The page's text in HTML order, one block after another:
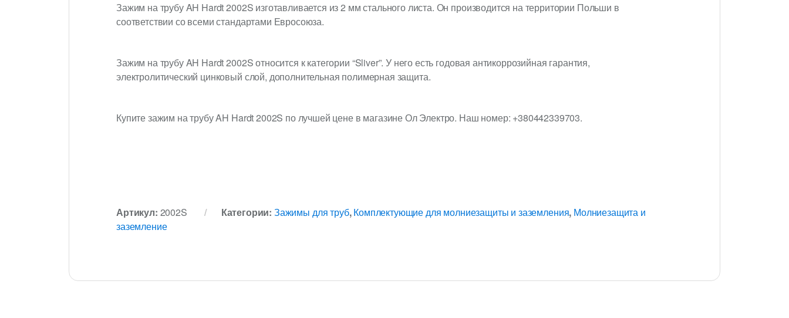
Зажим на трубу AH Hardt 2002S изготавливается из 2 мм стального листа. Он производится на территории Польши в
соответствии со всеми стандартами Евросоюза.
Зажим на трубу AH Hardt 2002S относится к категории “Sliver”. У него есть годовая антикоррозийная гарантия,
электролитический цинковый слой, дополнительная полимерная защита.
Купите зажим на трубу AH Hardt 2002S по лучшей цене в магазине Ол Электро. Наш номер: +380442339703.
Артикул: 2002S Категории: Зажимы для труб,Комплектующие для молниезащиты и заземления, Молниезащита и
заземление